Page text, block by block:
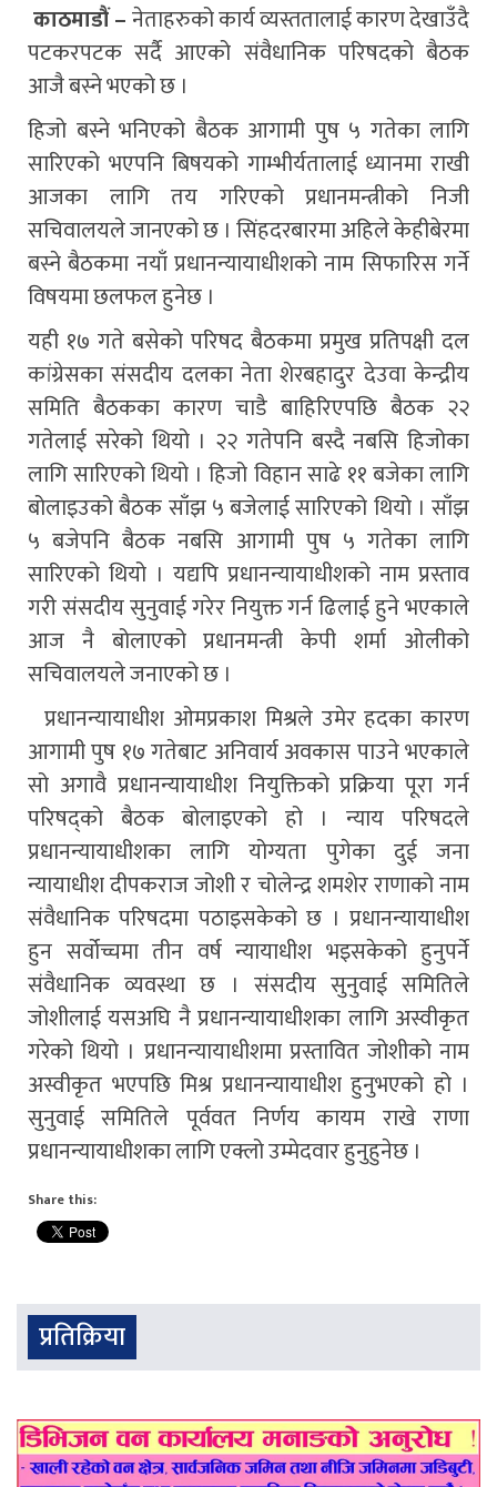
काठमाडौं –नेताहरुको कार्य व्यस्ततालाई कारण देखाउँदै
पटकरपटक सर्दै आएको संवैधानिक परिषदको बैठक
आजै बस्ने भएको छ ।
हिजो बस्ने भनिएको बैठक आगामी पुष ५ गतेका लागि
सारिएको भएपनि बिषयको गाम्भीर्यतालाई ध्यानमा राखी
आजका लागि तय गरिएको प्रधानमन्त्रीको निजी
सचिवालयले जानएको छ । सिंहदरबारमा अहिले केहीबेरमा
बस्ने बैठकमा नयाँ प्रधानन्यायाधीशको नाम सिफारिस गर्ने
विषयमा छलफल हुनेछ ।
यही १७ गते बसेको परिषद बैठकमा प्रमुख प्रतिपक्षी दल
कांग्रेसका संसदीय दलका नेता शेरबहादुर देउवा केन्द्रीय
समिति बैठकका कारण चाडै बाहिरिएपछि बैठक २२
गतेलाई सरेको थियो । २२ गतेपनि बस्दै नबसि हिजोका
लागि सारिएको थियो । हिजो विहान साढे ११ बजेका लागि
बोलाइउको बैठक साँझ ५ बजेलाई सारिएको थियो । साँझ
५ बजेपनि बैठक नबसि आगामी पुष ५ गतेका लागि
सारिएको थियो । यद्यपि प्रधानन्यायाधीशको नाम प्रस्ताव
गरी संसदीय सुनुवाई गरेर नियुक्त गर्न ढिलाई हुने भएकाले
आज नै बोलाएको प्रधानमन्त्री केपी शर्मा ओलीको
सचिवालयले जनाएको छ ।
प्रधानन्यायाधीश ओमप्रकाश मिश्रले उमेर हदका कारण
आगामी पुष १७ गतेबाट अनिवार्य अवकास पाउने भएकाले
सो अगावै प्रधानन्यायाधीश नियुक्तिको प्रक्रिया पूरा गर्न
परिषद्को बैठक बोलाइएको हो । न्याय परिषदले
प्रधानन्यायाधीशका लागि योग्यता पुगेका दुई जना
न्यायाधीश दीपकराज जोशी र चोलेन्द्र शमशेर राणाको नाम
संवैधानिक परिषदमा पठाइसकेको छ । प्रधानन्यायाधीश
हुन सर्वोच्चमा तीन वर्ष न्यायाधीश भइसकेको हुनुपर्ने
संवैधानिक व्यवस्था छ । संसदीय सुनुवाई समितिले
जोशीलाई यसअघि नै प्रधानन्यायाधीशका लागि अस्वीकृत
गरेको थियो । प्रधानन्यायाधीशमा प्रस्तावित जोशीको नाम
अस्वीकृत भएपछि मिश्र प्रधानन्यायाधीश हुनुभएको हो ।
सुनुवाई समितिले पूर्ववत निर्णय कायम राखे राणा
प्रधानन्यायाधीशका लागि एक्लो उम्मेदवार हुनुहुनेछ ।
Share this:
प्रतिक्रिया